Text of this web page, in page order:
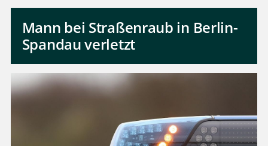
Mann bei Straßenraub in Berlin-
Spandau verletzt